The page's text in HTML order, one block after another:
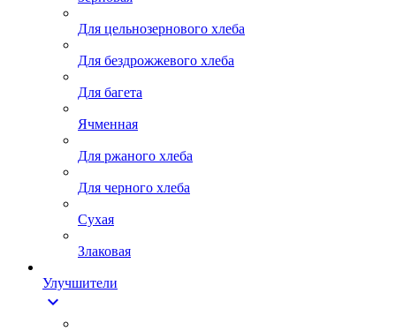
Для цельнозернового хлеба
Для бездрожжевого хлеба
Для багета
Ячменная
Для ржаного хлеба
Для черного хлеба
Сухая
Злаковая
Улучшители
expand_more